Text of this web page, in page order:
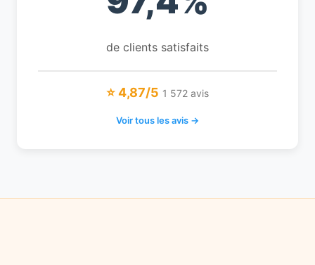
de clients satisfaits
⭐ 4,87/5 1 572 avis
Voir tous les avis →